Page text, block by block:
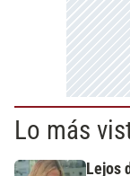
Lo más
Lejos